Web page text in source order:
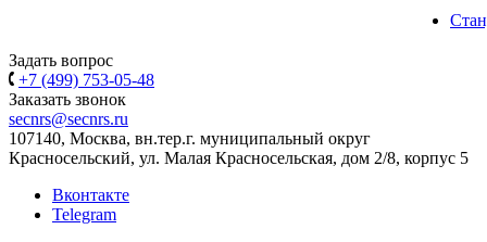
Задать вопрос
+7 (499) 753-05-48
Заказать звонок
secnrs@secnrs.ru
107140, Москва, вн.тер.г. муниципальный округ
Красносельский, ул. Малая Красносельская, дом 2/8, корпус 5
Вконтакте
Telegram